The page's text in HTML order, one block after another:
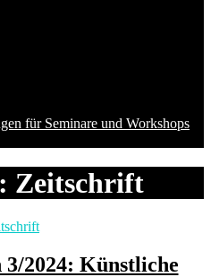
für Seminare und Workshops
Zeitschrift
Kategorien
3/2024: Künstliche